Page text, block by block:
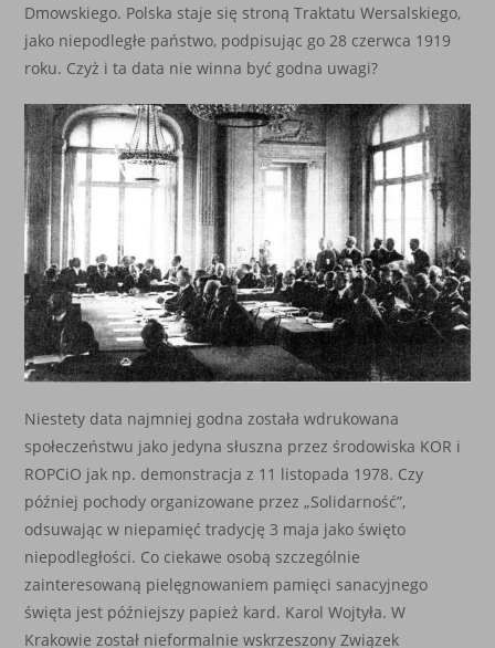
Dmowskiego. Polska staje się stroną Traktatu Wersalskiego,
jako niepodległe państwo, podpisując go 28 czerwca 1919
roku. Czyż i ta data nie winna być godna uwagi?
Niestety data najmniej godna została wdrukowana
społeczeństwu jako jedyna słuszna przez środowiska KOR i
ROPCiO jak np. demonstracja z 11 listopada 1978. Czy
później pochody organizowane przez „Solidarność”,
odsuwając w niepamięć tradycję 3 maja jako święto
niepodległości. Co ciekawe osobą szczególnie
zainteresowaną pielęgnowaniem pamięci sanacyjnego
święta jest późniejszy papież kard. Karol Wojtyła. W
Krakowie został nieformalnie wskrzeszony Związek